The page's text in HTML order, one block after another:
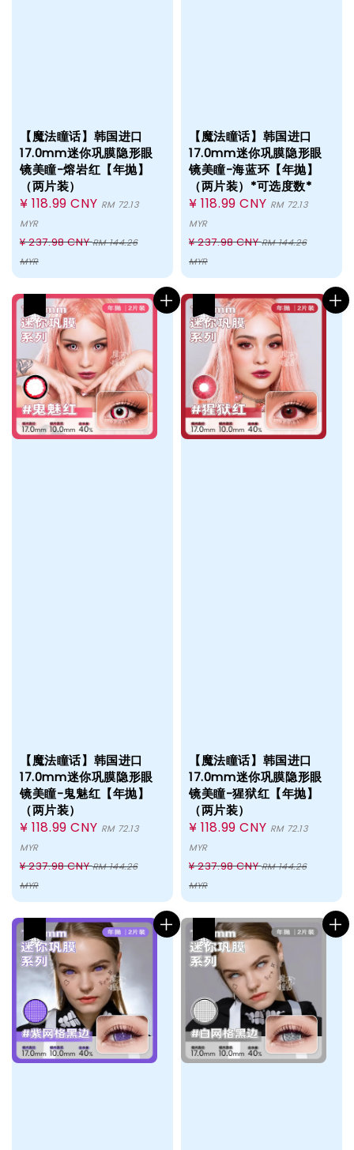
【魔法瞳话】韩国进口
17.0mm迷你巩膜隐形眼
镜美瞳-熔岩红【年抛】
（两片装）
Sale
price
¥ 118.99 CNY RM 72.13
MYR
Regular
price
¥ 237.98 CNYRM 144.26
MYR
【魔法瞳话】韩国进口
17.0mm迷你巩膜隐形眼
镜美瞳-海蓝环【年抛】
（两片装）*可选度数*
Sale
price
¥ 118.99 CNY RM 72.13
MYR
Regular
price
¥ 237.98 CNYRM 144.26
MYR
【魔法瞳话】韩国进口
17.0mm迷你巩膜隐形眼
镜美瞳-鬼魅红【年抛】
（两片装）
Sale
price
¥ 118.99 CNY RM 72.13
MYR
Regular
price
¥ 237.98 CNYRM 144.26
MYR
【魔法瞳话】韩国进口
17.0mm迷你巩膜隐形眼
镜美瞳-猩狱红【年抛】
（两片装）
Sale
price
¥ 118.99 CNY RM 72.13
MYR
Regular
price
¥ 237.98 CNYRM 144.26
MYR